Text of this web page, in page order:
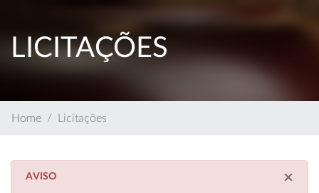
LICITAÇÕES
Home Licitações
×
AVISO